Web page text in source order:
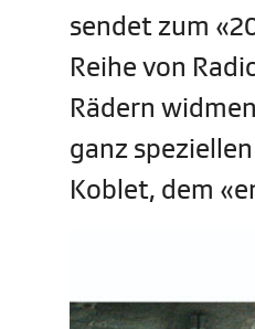
sendet zum
Reihe von
Rädern
ganz
Koblet, dem